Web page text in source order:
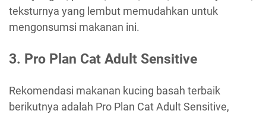
teksturnya yang lembut memudahkan untuk
mengonsumsi makanan ini.
3. Pro Plan Cat Adult Sensitive
Rekomendasi makanan kucing basah terbaik
berikutnya adalah Pro Plan Cat Adult Sensitive,